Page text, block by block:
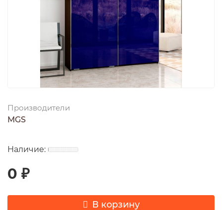
Производители
MGS
0 ₽
В корзину